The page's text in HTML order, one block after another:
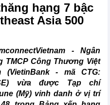
hạng 7 bậc
Asia 500
- Ngân
TMCP Công Thương Việt
(VietinBank - mã CTG:
vừa được Tạp chí
(Mỹ) vinh danh ở vị trí